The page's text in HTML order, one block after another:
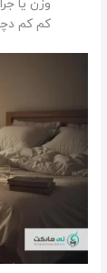
وزن یا
کم کم